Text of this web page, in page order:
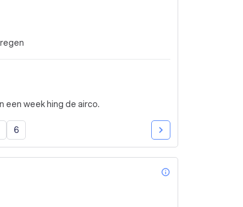
een week hing de airco.
6
info_outline